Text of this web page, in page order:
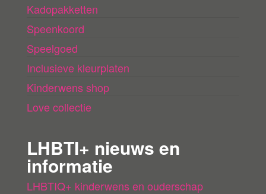
Kadopakketten
Speenkoord
Speelgoed
Inclusieve kleurplaten
Kinderwens shop
Love collectie
LHBTI+ nieuws en
informatie
LHBTIQ+ kinderwens en ouderschap